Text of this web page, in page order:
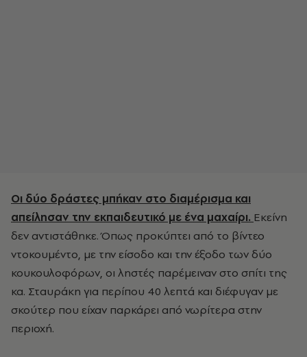
Οι δύο δράστες μπήκαν στο διαμέρισμα και
απείλησαν την εκπαιδευτικό με ένα μαχαίρι. Εκείνη
δεν αντιστάθηκε. Όπως προκύπτει από το βίντεο
ντοκουμέντο, με την είσοδο και την έξοδο των δύο
κουκουλοφόρων, οι ληστές παρέμειναν στο σπίτι της
κα. Σταυράκη για περίπου 40 λεπτά και διέφυγαν με
σκούτερ που είχαν παρκάρει από νωρίτερα στην
περιοχή.